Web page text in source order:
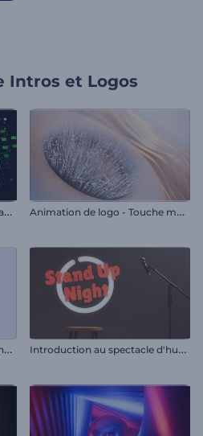
Intros et Logos
I
ntro sur l'informatique en nuage et l'hébergement A
nimation de logo - Touche musicale
I
ntro lignes colorées tourbillonnantes I
ntroduction au spectacle d'humour